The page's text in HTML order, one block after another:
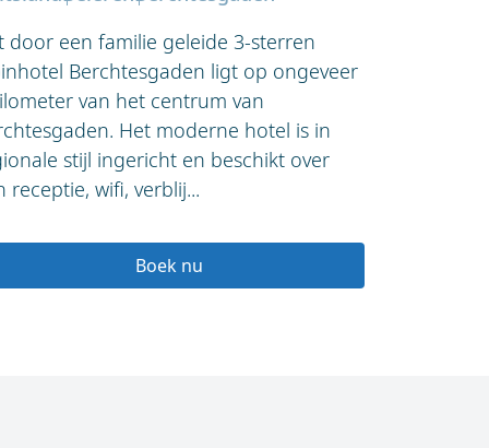
door een familie geleide 3-sterren
Berchtesgaden ligt op ongeveer
van het centrum van
Het moderne hotel is in
stijl ingericht en beschikt over
receptie, wifi, verblij...
Boek nu